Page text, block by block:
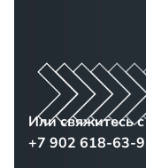
Или свяжитесь
+7 902 618-63-